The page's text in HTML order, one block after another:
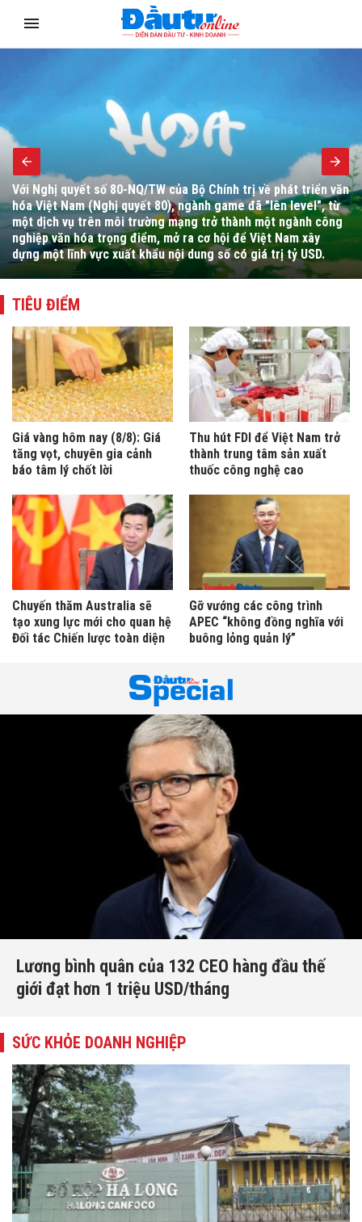
Bộ trưởng Bộ Tài chính Ngô Văn Tuấn yêu cầu đẩy mạnh hoàn
thiện thể chế, cải cách hành chính, chuyển đổi số, tháo gỡ
vướng mắc cho người dân, doanh nghiệp và thúc đẩy giải ngân
đầu tư công.
TIÊU ĐIỂM
Giá vàng hôm nay (8/8): Giá
tăng vọt, chuyên gia cảnh
báo tâm lý chốt lời
Thu hút FDI để Việt Nam trở
thành trung tâm sản xuất
thuốc công nghệ cao
Chuyến thăm Australia sẽ
tạo xung lực mới cho quan hệ
Đối tác Chiến lược toàn diện
Gỡ vướng các công trình
APEC “không đồng nghĩa với
buông lỏng quản lý”
Lương bình quân của 132 CEO hàng đầu thế
giới đạt hơn 1 triệu USD/tháng
SỨC KHỎE DOANH NGHIỆP